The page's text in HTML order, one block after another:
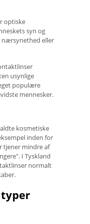
optiske
syn og
nærsynethed eller
usynlige
populære
mennesker.
kosmetiske
inden for
tjener mindre af
I Tyskland
normalt